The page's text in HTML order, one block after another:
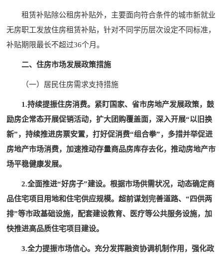
租赁补贴除公租房补贴外，主要面向符合条件的城市新就业
无房职工发放住房租赁补贴，针对不同学历层次设定不同标准，
补贴期限最长不超过36个月。
二、住房市场发展政策措施
（一）居民住房需求支持措施
1.持续提振住房消费。紧盯国家、省市房地产发展政策，鼓
励房企常态开展促销活动，扩大团购覆盖面，深入开展“以旧换
新”，持续推进房票安置，打好促消费“组合拳”，多措并举促进
房地产市场消费，加速推动存量商品房库存去化，推动房地产市
场平稳健康发展。
2.全面推进“好房子”建设。根据市场供需状况，动态确定商
品住宅项目用地和住宅供应规模。超前谋划完善道路、“四供两
排”等市政基础设施，配套建设教育、医疗等公共服务设施，加
快推进高品质住宅项目建设。
3.全力提振市场信心。充分发挥融资协调机制作用，强化政